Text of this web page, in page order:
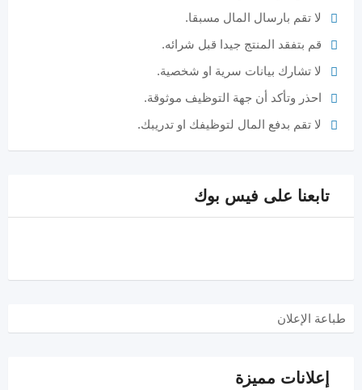
لا تقم بارسال المال مسبقا.
قم بتفقد المنتج جيدا قبل شرائه.
لا تشارك بيانات سرية او شخصية.
احذر وتأكد أن جهة التوظيف موثوقة.
لا تقم بدفع المال لتوظيفك او تدريبك.
تابعنا على فيس بوك
طباعة الإعلان
إعلانات مميزة